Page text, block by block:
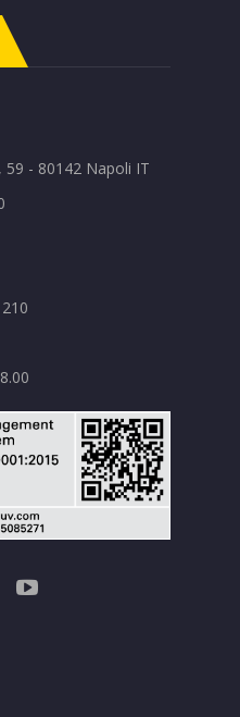
- 80142 Napoli IT